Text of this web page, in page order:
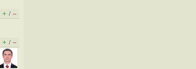
+ / –
+ / –